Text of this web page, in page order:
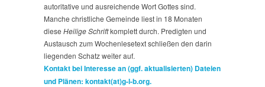
autoritative und ausreichende Wort Gottes sind.
Manche christliche Gemeinde liest in 18 Monaten
diese Heilige Schriftkomplett durch. Predigten und
Austausch zum Wochenlesetext schließen den darin
liegenden Schatz weiter auf.
Kontakt bei Interesse an (ggf. aktualisierten) Dateien
und Plänen: kontakt(at)g-l-b.org.